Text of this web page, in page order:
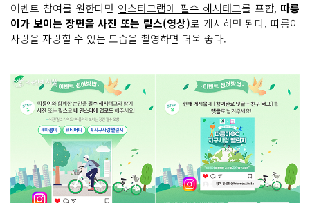
이벤트 참여를 원한다면 인스타그램에 필수 해시태그를 포함, 따릉
이가 보이는 장면을 사진 또는 릴스(영상)로 게시하면 된다. 따릉이
사랑을 자랑할 수 있는 모습을 촬영하면 더욱 좋다.